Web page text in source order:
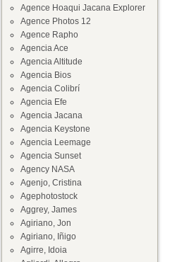
Agence Hoaqui Jacana Explorer
Agence Photos 12
Agence Rapho
Agencia Ace
Agencia Altitude
Agencia Bios
Agencia Colibrí
Agencia Efe
Agencia Jacana
Agencia Keystone
Agencia Leemage
Agencia Sunset
Agency NASA
Agenjo, Cristina
Agephotostock
Aggrey, James
Agiriano, Jon
Agiriano, Iñigo
Agirre, Idoia